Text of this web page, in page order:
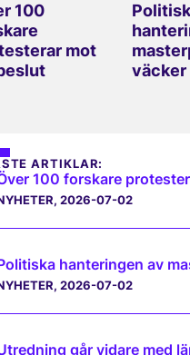
100
mot
väcker
ARTIKLAR:
100 forskare
, 2026-07-02
hanteringen av
, 2026-07-02
går vidare med